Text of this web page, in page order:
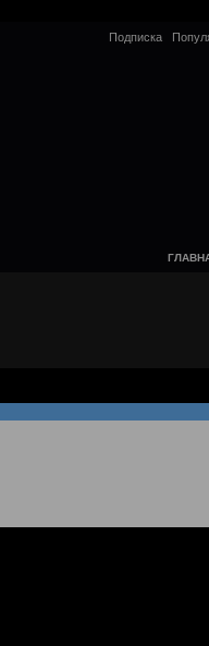
Подписка